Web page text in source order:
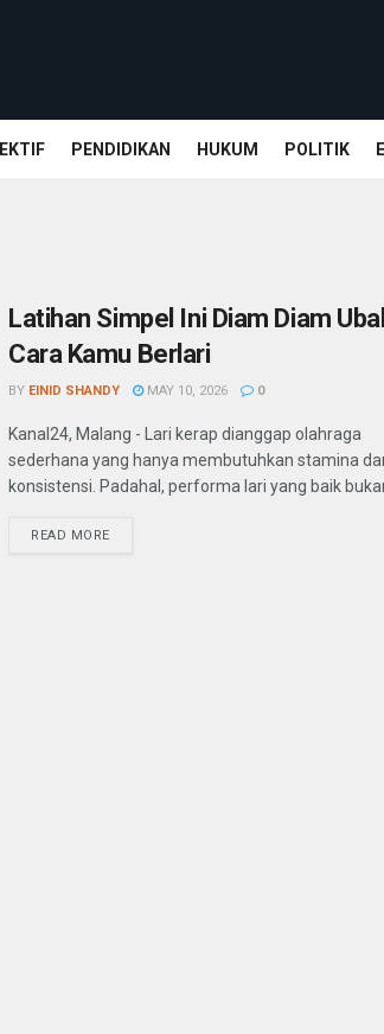
PENDIDIKAN HUKUM POLITIK
Latihan Simpel Ini Diam Diam
Cara Kamu Berlari
BY EINID SHANDY MAY 10, 2026 0
Kanal24, Malang - Lari kerap dianggap olahraga
sederhana yang hanya membutuhkan stamina
konsistensi. Padahal, performa lari yang baik bukan
READ MORE